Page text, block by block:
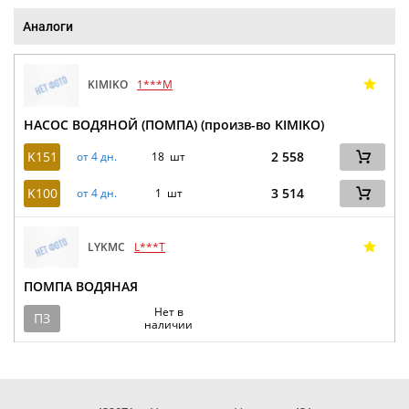
Аналоги
KIMIKO 1***M
НАСОС ВОДЯНОЙ (ПОМПА) (произв-во KIMIKO)
K151
от 4 дн. 18 шт 2 558
K100 от 4 дн. 1 шт 3 514
LYKMC L***T
ПОМПА ВОДЯНАЯ
ПЗ
Нет в
наличии